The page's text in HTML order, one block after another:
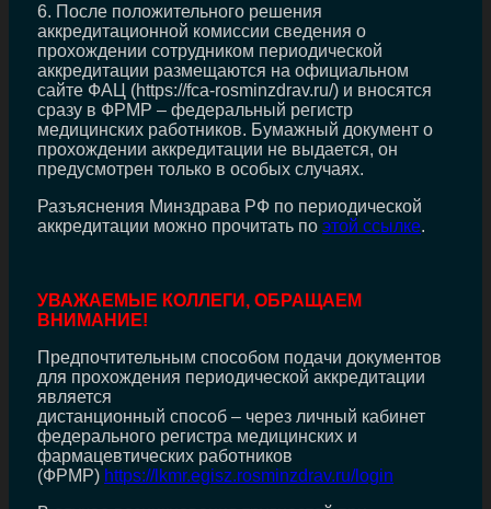
6. После положительного решения
аккредитационной комиссии сведения о
прохождении сотрудником периодической
аккредитации размещаются на официальном
сайте ФАЦ (https://fca-rosminzdrav.ru/) и вносятся
сразу в ФРМР – федеральный регистр
медицинских работников. Бумажный документ о
прохождении аккредитации не выдается, он
предусмотрен только в особых случаях.
Разъяснения Минздрава РФ по периодической
аккредитации можно прочитать поэтой ссылке.
УВАЖАЕМЫЕ КОЛЛЕГИ, ОБРАЩАЕМ
ВНИМАНИЕ!
Предпочтительным способом подачи документов
для прохождения периодической аккредитации
является
дистанционный способ – через личный кабинет
федерального регистра медицинских и
фармацевтических работников
(ФРМР) https://lkmr.egisz.rosminzdrav.ru/login